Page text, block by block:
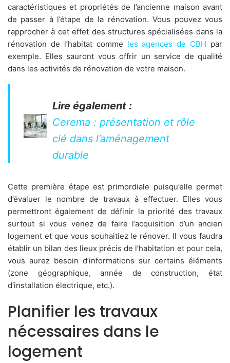
caractéristiques et propriétés de l’ancienne maison avant
de passer à l’étape de la rénovation. Vous pouvez vous
rapprocher à cet effet des structures spécialisées dans la
rénovation de l’habitat comme les agences de CBH par
exemple. Elles sauront vous offrir un service de qualité
dans les activités de rénovation de votre maison.
Lire également :
Cerema : présentation et rôle
clé dans l’aménagement
durable
Cette première étape est primordiale puisqu’elle permet
d’évaluer le nombre de travaux à effectuer. Elles vous
permettront également de définir la priorité des travaux
surtout si vous venez de faire l’acquisition d’un ancien
logement et que vous souhaitiez le rénover. Il vous faudra
établir un bilan des lieux précis de l’habitation et pour cela,
vous aurez besoin d’informations sur certains éléments
(zone géographique, année de construction, état
d’installation électrique, etc.).
Planifier les travaux
nécessaires dans le
logement